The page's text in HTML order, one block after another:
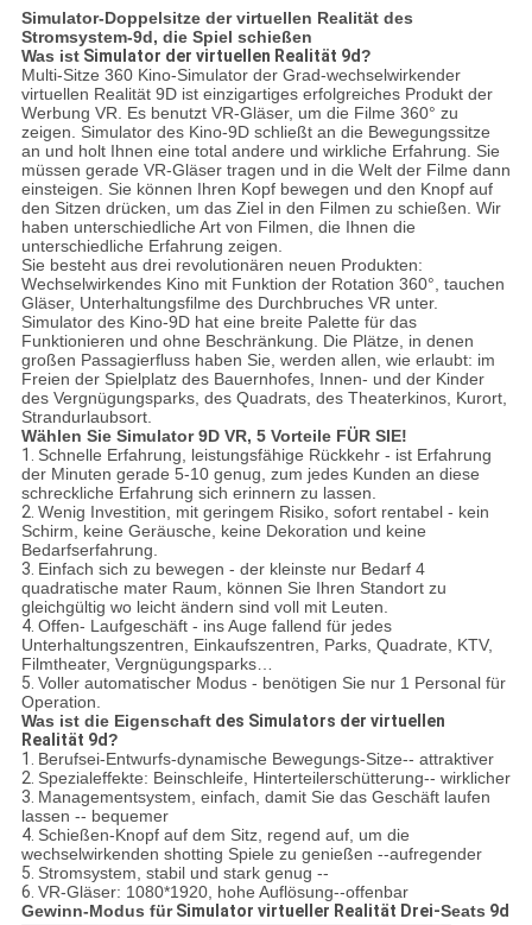
Simulator-Doppelsitze der virtuellen Realität des
Stromsystem-9d, die Spiel schießen
Was istSimulator der virtuellen Realität 9d?
Multi-Sitze 360 Kino-Simulator der Grad-wechselwirkender
virtuellen Realität 9D ist einzigartiges erfolgreiches Produkt der
Werbung VR. Es benutzt VR-Gläser, um die Filme 360° zu
zeigen. Simulator des Kino-9D schließt an die Bewegungssitze
an und holt Ihnen eine total andere und wirkliche Erfahrung. Sie
müssen gerade VR-Gläser tragen und in die Welt der Filme dann
einsteigen. Sie können Ihren Kopf bewegen und den Knopf auf
den Sitzen drücken, um das Ziel in den Filmen zu schießen. Wir
haben unterschiedliche Art von Filmen, die Ihnen die
unterschiedliche Erfahrung zeigen.
Sie besteht aus drei revolutionären neuen Produkten:
Wechselwirkendes Kino mit Funktion der Rotation 360°, tauchen
Gläser, Unterhaltungsfilme des Durchbruches VR unter.
Simulator des Kino-9D hat eine breite Palette für das
Funktionieren und ohne Beschränkung. Die Plätze, in denen
großen Passagierfluss haben Sie, werden allen, wie erlaubt: im
Freien der Spielplatz des Bauernhofes, Innen- und der Kinder
des Vergnügungsparks, des Quadrats, des Theaterkinos, Kurort,
Strandurlaubsort.
Wählen Sie Simulator 9D VR, 5 Vorteile FÜR SIE!
1. Schnelle Erfahrung, leistungsfähige Rückkehr - ist Erfahrung
der Minuten gerade 5-10 genug, zum jedes Kunden an diese
schreckliche Erfahrung sich erinnern zu lassen.
2. Wenig Investition, mit geringem Risiko, sofort rentabel - kein
Schirm, keine Geräusche, keine Dekoration und keine
Bedarfserfahrung.
3. Einfach sich zu bewegen - der kleinste nur Bedarf 4
quadratische mater Raum, können Sie Ihren Standort zu
gleichgültig wo leicht ändern sind voll mit Leuten.
4. Offen- Laufgeschäft - ins Auge fallend für jedes
Unterhaltungszentren, Einkaufszentren, Parks, Quadrate, KTV,
Filmtheater, Vergnügungsparks…
5. Voller automatischer Modus - benötigen Sie nur 1 Personal für
Operation.
Was ist die Eigenschaftdes Simulators der virtuellen
Realität 9d?
1. Berufsei-Entwurfs-dynamische Bewegungs-Sitze-- attraktiver
2. Spezialeffekte: Beinschleife, Hinterteilerschütterung-- wirklicher
3. Managementsystem, einfach, damit Sie das Geschäft laufen
lassen -- bequemer
4. Schießen-Knopf auf dem Sitz, regend auf, um die
wechselwirkenden shotting Spiele zu genießen --aufregender
5. Stromsystem, stabil und stark genug --
6. VR-Gläser: 1080*1920, hohe Auflösung--offenbar
Gewinn-Modus fürSimulator virtueller Realität Drei-Seats 9d